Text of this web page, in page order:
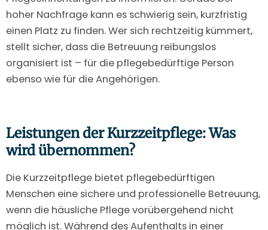
hoher Nachfrage kann es schwierig sein, kurzfristig
einen Platz zu finden. Wer sich rechtzeitig kümmert,
stellt sicher, dass die Betreuung reibungslos
organisiert ist – für die pflegebedürftige Person
ebenso wie für die Angehörigen.
Leistungen der Kurzzeitpflege: Was
wird übernommen?
Die Kurzzeitpflege bietet pflegebedürftigen
Menschen eine sichere und professionelle Betreuung,
wenn die häusliche Pflege vorübergehend nicht
möglich ist. Während des Aufenthalts in einer